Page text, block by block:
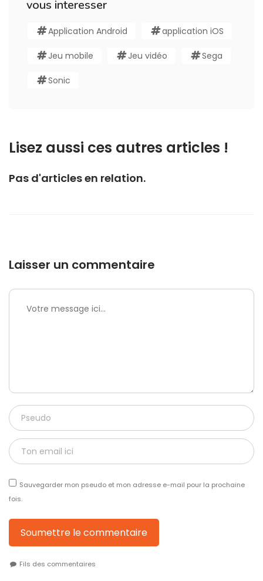
vous interesser
Application Android application iOS
Jeu mobile Jeu vidéo Sega
Sonic
Lisez aussi ces autres articles !
Pas d'articles en relation.
Laisser un commentaire
Sauvegarder mon pseudo et mon adresse e-mail pour la prochaine
fois.
Soumettre le commentaire
Fils des commentaires